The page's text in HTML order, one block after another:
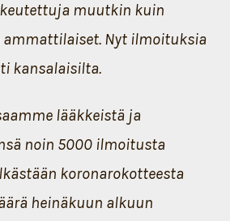
muutkin kuin
ammattilaiset. Nyt ilmoituksia
kansalaisilta.
lääkkeistä ja
noin 5000 ilmoitusta
koronarokotteesta
heinäkuun alkuun